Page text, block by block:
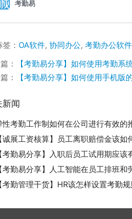
签： OA软件, 协同办公, 考勤办公软件
：
【考勤易分享】如何使用考勤系
：
【考勤易分享】如何使用手机版
新闻
性考勤工作制如何在公司进行有效的